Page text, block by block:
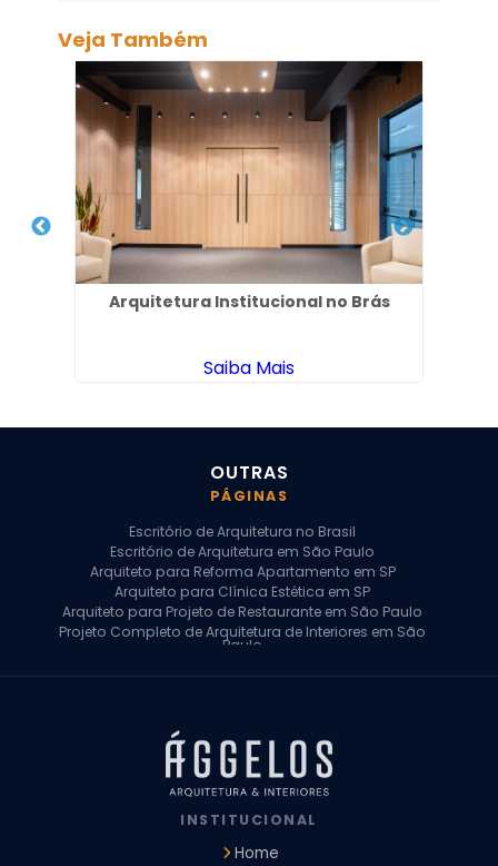
Veja Também
Arquitetura Institucional no Brás
Saiba Mais
OUTRAS
PÁGINAS
Escritório de Arquitetura no Brasil
Escritório de Arquitetura em São Paulo
Arquiteto para Reforma Apartamento em SP
Arquiteto para Clínica Estética em SP
Arquiteto para Projeto de Restaurante em São Paulo
Projeto Completo de Arquitetura de Interiores em São
Paulo
Arquiteto para Projeto Comercial em São Paulo
Arquiteto Comercial
Arquiteto para Reforma de Apartamento
Arquiteto para Reforma Residencial
Arquitetura para Reforma de Casas
Design de Interiores Apartamentos
INSTITUCIONAL
Home